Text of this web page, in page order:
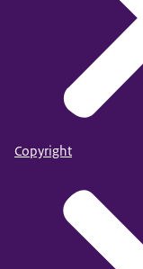
Copyright